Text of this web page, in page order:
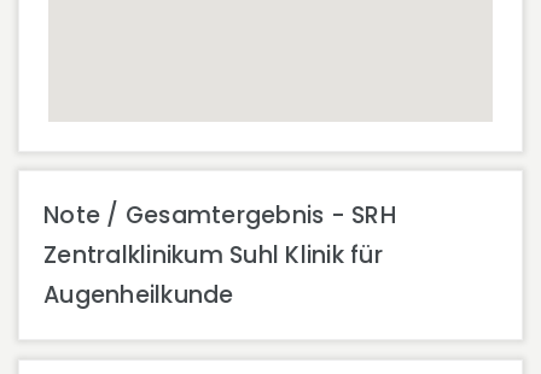
Note / Gesamtergebnis - SRH
Zentralklinikum Suhl Klinik für
Augenheilkunde